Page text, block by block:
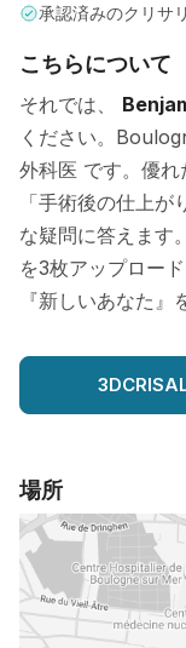
承認済みのクリサ
こちらについて
それでは、
ください。
外科医 です。優れ
「手術後の仕上
な疑問に答えます
を3枚アップロー
『新しいあなた』
場所